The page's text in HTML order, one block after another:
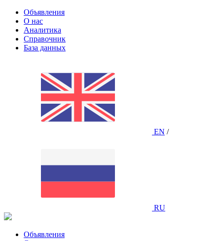
Объявления
О нас
Аналитика
Справочник
База данных
EN /
RU
Объявления